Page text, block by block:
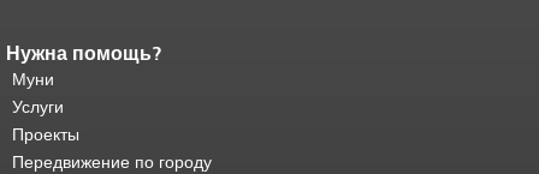
Конец содержимого
страницы.
страницы повторяется на каждой
странице.
основного содержимого .
Нужна помощь?
Муни
Услуги
Проекты
Передвижение по городу